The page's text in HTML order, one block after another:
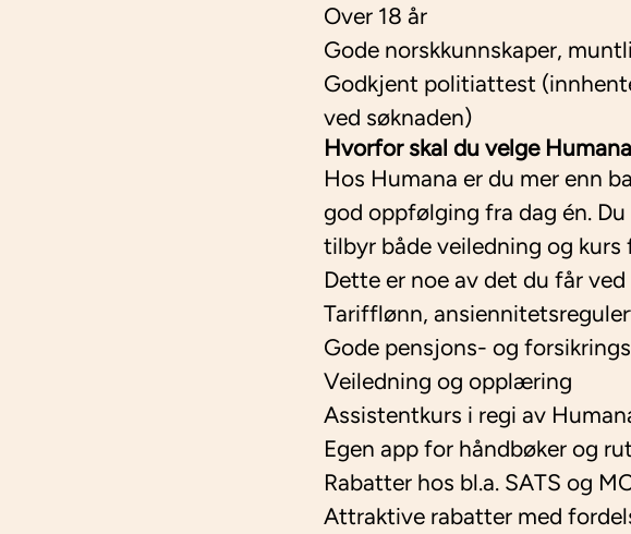
Over 18 år
Gode norskkunnskaper,
Godkjent politiattest
ved søknaden)
Hvorfor skal du velge
Hos Humana er du mer enn
god oppfølging fra dag én.
tilbyr både veiledning og kurs
Dette er noe av det du får
Tarifflønn,
Gode pensjons- og
Veiledning og opplæring
Assistentkurs i regi av
Egen app for håndbøker og
Rabatter hos bl.a. SATS og
Attraktive rabatter med